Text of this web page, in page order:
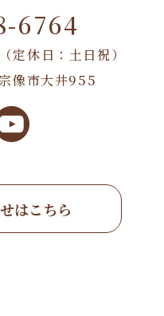
6764
休日：土日祝）
像市大井955
はこちら